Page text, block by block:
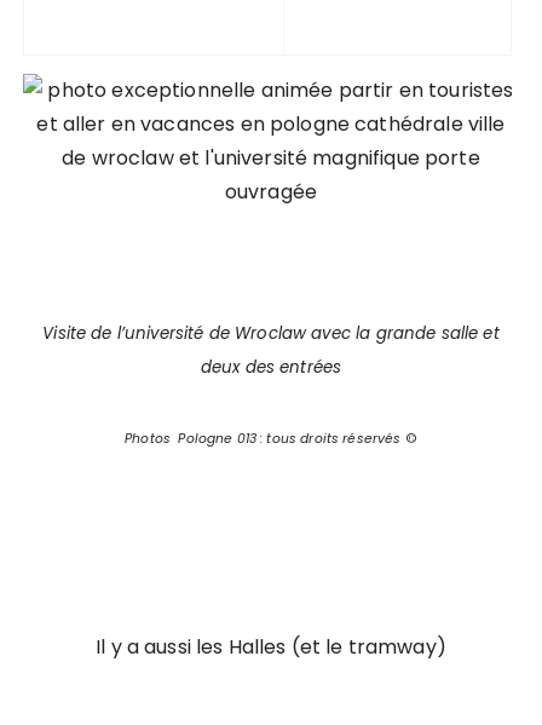
Visite de l’université de Wroclaw avec la grande salle et
deux des entrées
Photos Pologne 013 : tous droits réservés ©
Il y a aussi les Halles (et le tramway)